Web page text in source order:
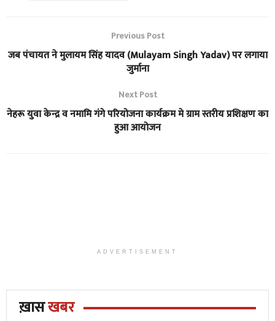
Previous Post
जब पंचायत ने मुलायम सिंह यादव (Mulayam Singh Yadav) पर लगाया
जुर्माना
Next Post
नेहरू युवा केन्द्र व नमामि गंगे परियोजना कार्यक्रम मे ग्राम स्तरीय प्रशिक्षण का
हुआ आयोजन
ADVERTISEMENT
ख़ासखबर